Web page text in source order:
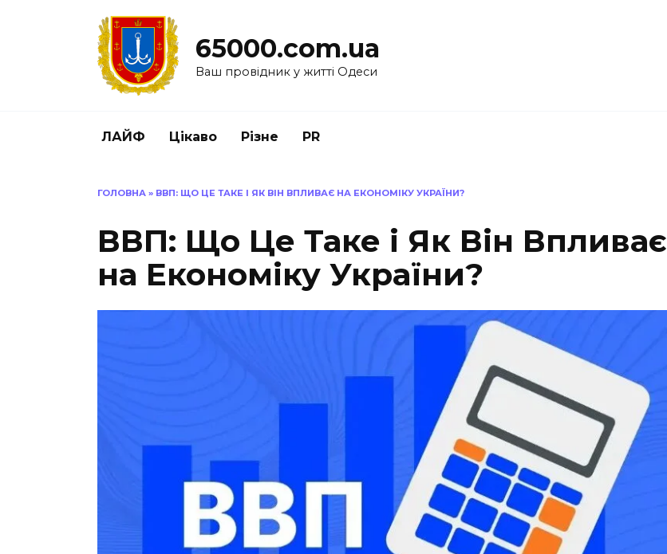
65000.com.ua
Ваш провідник у житті Одеси
ЛАЙФ Цікаво Різне PR
ГОЛОВНА » ВВП: ЩО ЦЕ ТАКЕ І ЯК ВІН ВПЛИВАЄ НА ЕКОНОМІКУ УКРАЇНИ?
ВВП: Що Це Таке і Як Він Впливає
на Економіку України?